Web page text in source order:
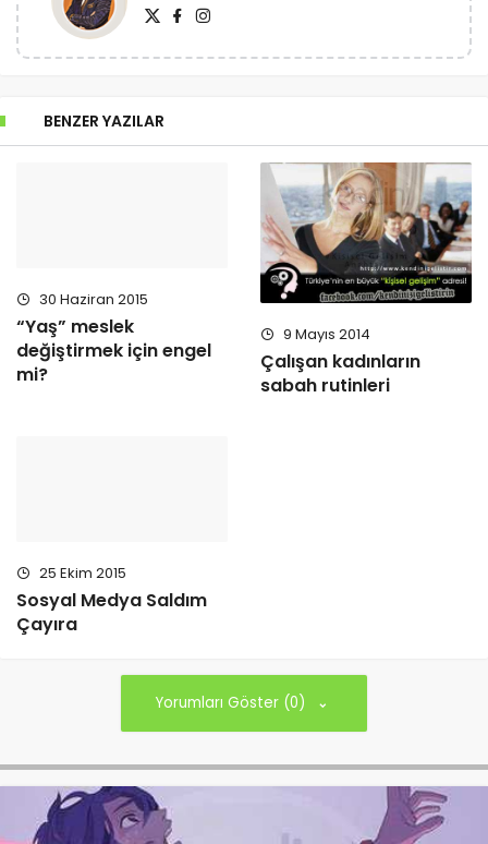
BENZER YAZILAR
30 Haziran 2015
“Yaş” meslek
değiştirmek için engel
mi?
9 Mayıs 2014
Çalışan kadınların
sabah rutinleri
Çayıra